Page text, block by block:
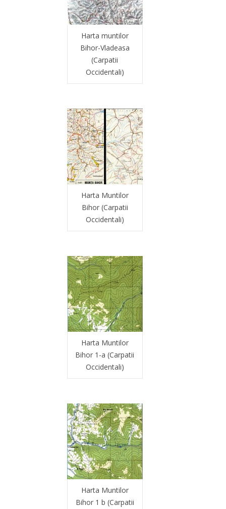
Harta muntilor
Bihor-Vladeasa
(Carpatii
Occidentali)
Harta Muntilor
Bihor (Carpatii
Occidentali)
Harta Muntilor
Bihor 1-a (Carpatii
Occidentali)
Harta Muntilor
Bihor 1 b (Carpatii